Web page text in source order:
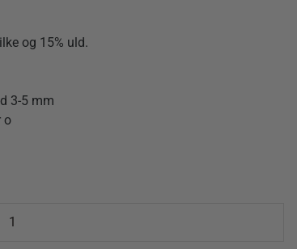
og 15% uld.
3-5 mm
o